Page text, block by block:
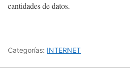
cantidades de datos.
Categorías: INTERNET